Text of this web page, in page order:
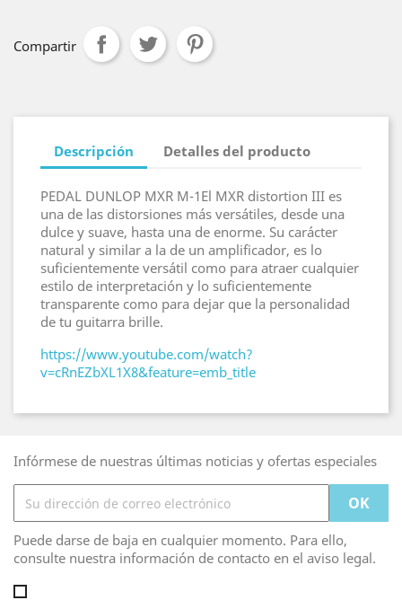
Compartir
Descripción Detalles del producto
PEDAL DUNLOP MXR M-1El MXR distortion III es
una de las distorsiones más versátiles, desde una
dulce y suave, hasta una de enorme. Su carácter
natural y similar a la de un amplificador, es lo
suficientemente versátil como para atraer cualquier
estilo de interpretación y lo suficientemente
transparente como para dejar que la personalidad
de tu guitarra brille.
https://www.youtube.com/watch?
v=cRnEZbXL1X8&feature=emb_title
Infórmese de nuestras últimas noticias y ofertas especiales
Puede darse de baja en cualquier momento. Para ello,
consulte nuestra información de contacto en el aviso legal.